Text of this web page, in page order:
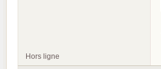
Hors ligne